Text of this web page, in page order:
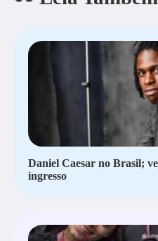
Daniel Caesar no Brasil;
ingresso